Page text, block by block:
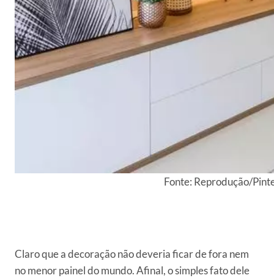
Fonte: Reprodução/
Claro que a decoração não deveria ficar de fora nem
no menor painel do mundo. Afinal, o simples fato dele